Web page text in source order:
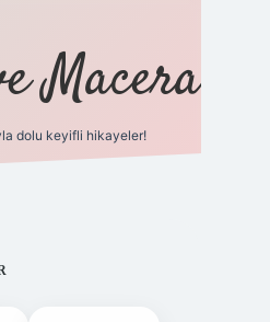
Macera
dolu keyifli hikayeler!